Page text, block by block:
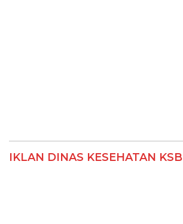
IKLAN DINAS KESEHATAN KSB